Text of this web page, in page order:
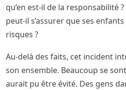
qu’en est-il de la responsabilité
peut-il s’assurer que ses
risques ?
Au-delà des faits, cet incident
son ensemble. Beaucoup se
aurait pu être évité. Des gens